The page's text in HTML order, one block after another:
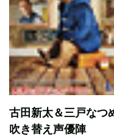
古田新太＆三戸なつ
吹き替え声優陣